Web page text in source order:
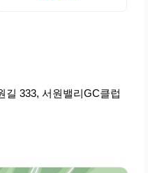
길 333, 서원밸리GC클럽